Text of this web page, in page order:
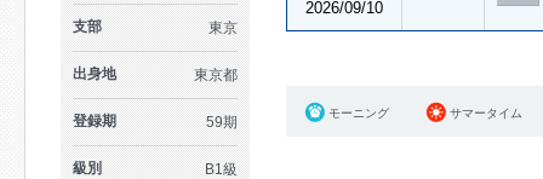
支部 東京
出身地 東京都
登録期 59期
級別 B1級
2026/09/10
モーニング サマータイム